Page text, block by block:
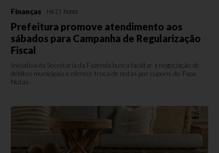
Finanças Há 21 horas
Prefeitura promove atendimento aos
sábados para Campanha de Regularização
Fiscal
Iniciativa da Secretaria da Fazenda busca facilitar a negociação de
débitos municipais e oferece troca de notas por cupons do Papa
Notas